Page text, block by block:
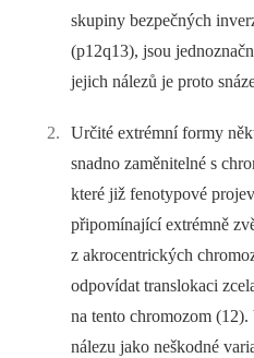
skupiny bezpečných
(p12q13), jsou
jejich nálezů je proto
Určité extrémní formy
snadno zaměnitelné s
které již fenotypové
připomínající extrémně
z akrocentrických
odpovídat translokaci
na tento chromozom
nálezu jako neškodné